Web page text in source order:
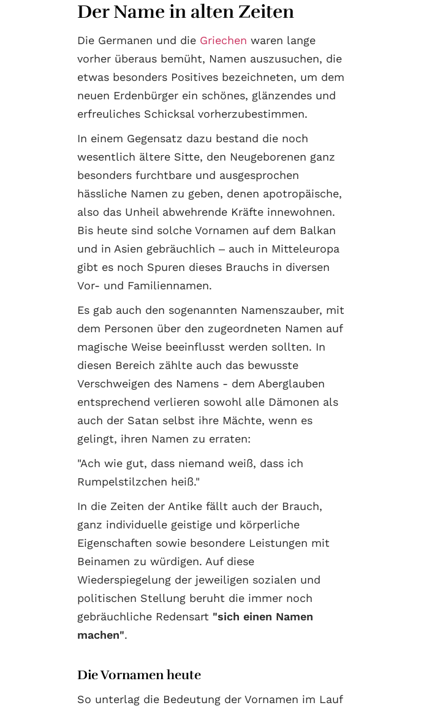
Der Name in alten Zeiten
Die Germanen und die Griechen waren lange
vorher überaus bemüht, Namen auszusuchen, die
etwas besonders Positives bezeichneten, um dem
neuen Erdenbürger ein schönes, glänzendes und
erfreuliches Schicksal vorherzubestimmen.
In einem Gegensatz dazu bestand die noch
wesentlich ältere Sitte, den Neugeborenen ganz
besonders furchtbare und ausgesprochen
hässliche Namen zu geben, denen apotropäische,
also das Unheil abwehrende Kräfte innewohnen.
Bis heute sind solche Vornamen auf dem Balkan
und in Asien gebräuchlich – auch in Mitteleuropa
gibt es noch Spuren dieses Brauchs in diversen
Vor- und Familiennamen.
Es gab auch den sogenannten Namenszauber, mit
dem Personen über den zugeordneten Namen auf
magische Weise beeinflusst werden sollten. In
diesen Bereich zählte auch das bewusste
Verschweigen des Namens - dem Aberglauben
entsprechend verlieren sowohl alle Dämonen als
auch der Satan selbst ihre Mächte, wenn es
gelingt, ihren Namen zu erraten:
"Ach wie gut, dass niemand weiß, dass ich
Rumpelstilzchen heiß."
In die Zeiten der Antike fällt auch der Brauch,
ganz individuelle geistige und körperliche
Eigenschaften sowie besondere Leistungen mit
Beinamen zu würdigen. Auf diese
Wiederspiegelung der jeweiligen sozialen und
politischen Stellung beruht die immer noch
gebräuchliche Redensart "sich einen Namen
machen".
Die Vornamen heute
So unterlag die Bedeutung der Vornamen im Lauf